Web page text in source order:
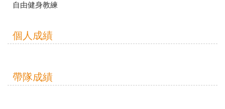
自由健身教練
個人成績
帶隊成績